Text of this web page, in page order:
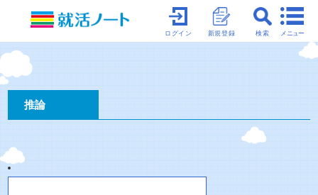
メニュー
検索
新規登録
ログイン
推論